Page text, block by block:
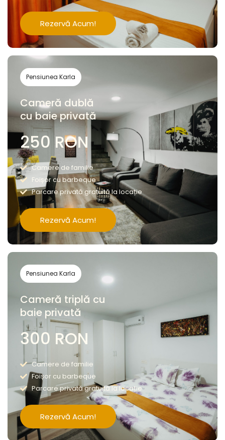
Rezervă Acum!
Pensiunea Karla
Cameră dublă
cu baie privată
250 RON
Camere de familie
Foișor cu barbeque
Parcare privată gratuită la locație
Rezervă Acum!
Pensiunea Karla
Cameră triplă cu
baie privată
300 RON
Camere de familie
Foișor cu barbeque
Parcare privată gratuită la locație
Rezervă Acum!